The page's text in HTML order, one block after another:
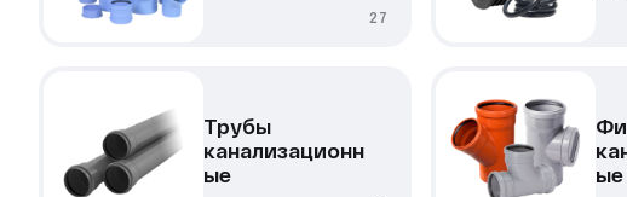
27
Трубы
канализационн
ые
ые